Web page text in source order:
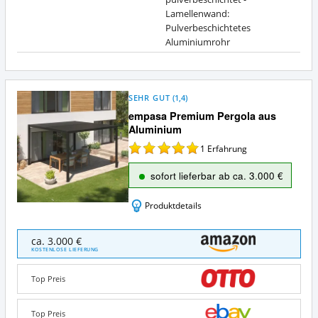
Lamellenwand:
Pulverbeschichtetes
Aluminiumrohr
empasa Premium Pergola aus
Aluminium
SEHR GUT (1,4)
1 Erfahrung
sofort lieferbar ab ca. 3.000 €
Produktdetails
empasa
Premium
Pergola
aus
Aluminium
Angebote:
ca. 3.000 €
KOSTENLOSE LIEFERUNG
Top Preis
Top Preis